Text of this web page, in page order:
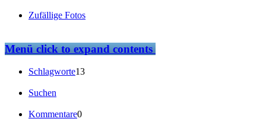
Zufällige Fotos
Menüclick to expand contents
Schlagworte13
Suchen
Kommentare0